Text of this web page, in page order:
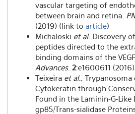
vascular targeting of
between brain and retina.
(2019) (link to article)
Michaloski et al. Discovery
peptides directed to the
binding domains of the
Advances. 2:e1600611
Teixeira et al., Trypanosoma
Cytokeratin through
Found in the Laminin-G-
gp85/Trans-sialidase